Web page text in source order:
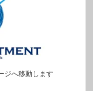
ジへ移動します